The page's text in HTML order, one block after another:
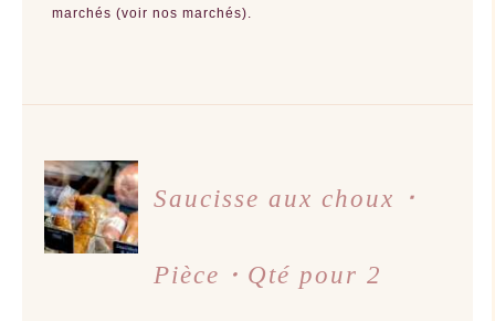
marchés (voir nos marchés).
AJOUTER
AU
PANIER
/
DÉTAILS
Saucisse aux choux ･
Pièce・Qté pour 2